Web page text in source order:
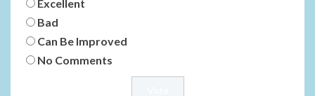
Excellent
Bad
Can Be Improved
No Comments